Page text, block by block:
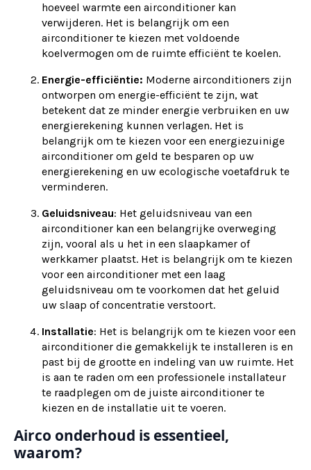
hoeveel warmte een airconditioner kan
verwijderen. Het is belangrijk om een
airconditioner te kiezen met voldoende
koelvermogen om de ruimte efficiënt te koelen.
Energie-efficiëntie: Moderne airconditioners zijn
ontworpen om energie-efficiënt te zijn, wat
betekent dat ze minder energie verbruiken en uw
energierekening kunnen verlagen. Het is
belangrijk om te kiezen voor een energiezuinige
airconditioner om geld te besparen op uw
energierekening en uw ecologische voetafdruk te
verminderen.
Geluidsniveau: Het geluidsniveau van een
airconditioner kan een belangrijke overweging
zijn, vooral als u het in een slaapkamer of
werkkamer plaatst. Het is belangrijk om te kiezen
voor een airconditioner met een laag
geluidsniveau om te voorkomen dat het geluid
uw slaap of concentratie verstoort.
Installatie: Het is belangrijk om te kiezen voor een
airconditioner die gemakkelijk te installeren is en
past bij de grootte en indeling van uw ruimte. Het
is aan te raden om een professionele installateur
te raadplegen om de juiste airconditioner te
kiezen en de installatie uit te voeren.
Airco onderhoud is essentieel,
waarom?